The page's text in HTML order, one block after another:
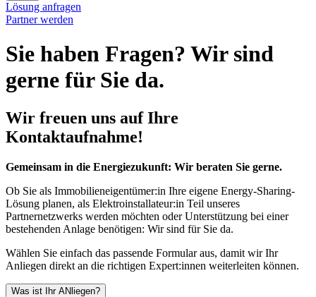
Lösung anfragen
Partner werden
Sie haben Fragen? Wir sind
gerne für Sie da.
Wir freuen uns auf Ihre
Kontaktaufnahme!
Gemeinsam in die Energiezukunft: Wir beraten Sie gerne.
Ob Sie als Immobilieneigentümer:in Ihre eigene Energy-Sharing-
Lösung planen, als Elektroinstallateur:in Teil unseres
Partnernetzwerks werden möchten oder Unterstützung bei einer
bestehenden Anlage benötigen: Wir sind für Sie da.
Wählen Sie einfach das passende Formular aus, damit wir Ihr
Anliegen direkt an die richtigen Expert:innen weiterleiten können.
Was ist Ihr ANliegen?